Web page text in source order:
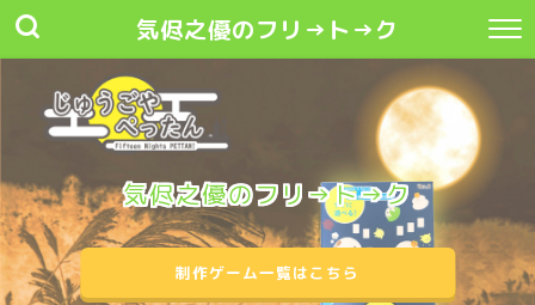
気侭之優のフリ→ト→ク
気侭之優のフリ→ト→ク
制作ゲーム一覧はこちら